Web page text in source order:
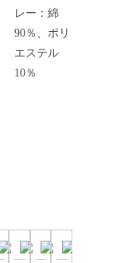
レー：綿
90％、ポリ
エステル
10％